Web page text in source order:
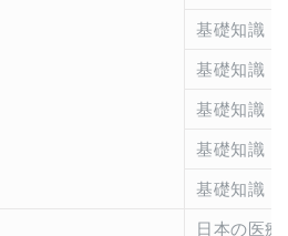
基礎知識
基礎知識
基礎知識
基礎知識
基礎知識
日本の医療